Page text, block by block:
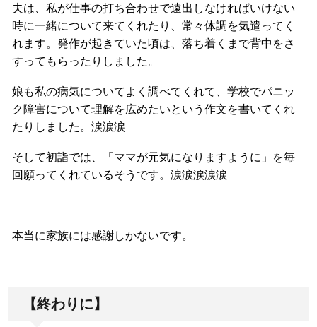
夫は、私が仕事の打ち合わせで遠出しなければいけない
時に一緒について来てくれたり、常々体調を気遣ってく
れます。発作が起きていた頃は、落ち着くまで背中をさ
すってもらったりしました。
娘も私の病気についてよく調べてくれて、学校でパニッ
ク障害について理解を広めたいという作文を書いてくれ
たりしました。涙涙涙
そして初詣では、「ママが元気になりますように」を毎
回願ってくれているそうです。涙涙涙涙涙
本当に家族には感謝しかないです。
【終わりに】